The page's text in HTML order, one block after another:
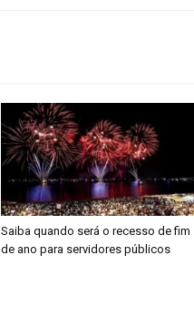
Saiba quando será o recesso de fim
de ano para servidores públicos